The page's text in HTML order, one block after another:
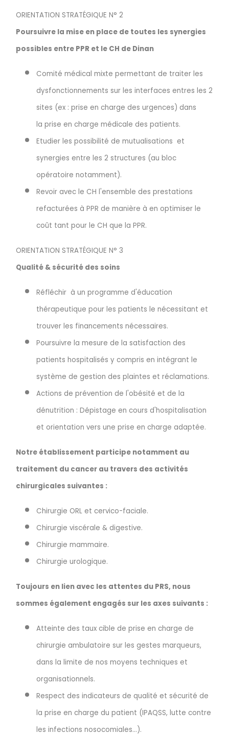
ORIENTATION STRATÉGIQUE N° 2
Poursuivre la mise en place de toutes les synergies
possibles entre PPR et le CH de Dinan
Comité médical mixte permettant de traiter les
dysfonctionnements sur les interfaces entres les 2
sites (ex : prise en charge des urgences) dans
la prise en charge médicale des patients.
Etudier les possibilité de mutualisations et
synergies entre les 2 structures (au bloc
opératoire notamment).
Revoir avec le CH l'ensemble des prestations
refacturées à PPR de manière à en optimiser le
coût tant pour le CH que la PPR.
ORIENTATION STRATÉGIQUE N° 3
Qualité & sécurité des soins
Réfléchir à un programme d'éducation
thérapeutique pour les patients le nécessitant et
trouver les financements nécessaires.
Poursuivre la mesure de la satisfaction des
patients hospitalisés y compris en intégrant le
système de gestion des plaintes et réclamations.
Actions de prévention de l'obésité et de la
dénutrition : Dépistage en cours d'hospitalisation
et orientation vers une prise en charge adaptée.
Notre établissement participe notamment au
traitement du cancer au travers des activités
chirurgicales suivantes :
Chirurgie ORL et cervico-faciale.
Chirurgie viscérale & digestive.
Chirurgie mammaire.
Chirurgie urologique.
Toujours en lien avec les attentes du PRS, nous
sommes également engagés sur les axes suivants :
Atteinte des taux cible de prise en charge de
chirurgie ambulatoire sur les gestes marqueurs,
dans la limite de nos moyens techniques et
organisationnels.
Respect des indicateurs de qualité et sécurité de
la prise en charge du patient (IPAQSS, lutte contre
les infections nosocomiales...).